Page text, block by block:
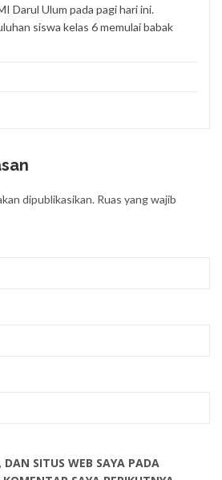
Darul Ulum pada pagi hari ini.
siswa kelas 6 memulai babak
dipublikasikan. Ruas yang wajib
SITUS WEB SAYA PADA